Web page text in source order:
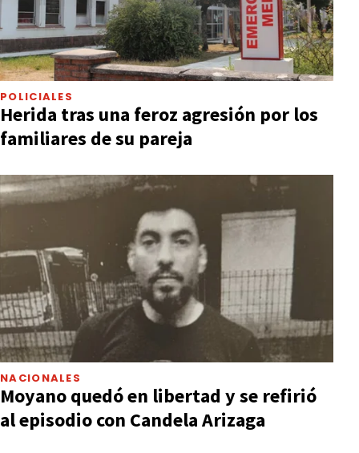
POLICIALES
Herida tras una feroz agresión por los
familiares de su pareja
NACIONALES
Moyano quedó en libertad y se refirió
al episodio con Candela Arizaga